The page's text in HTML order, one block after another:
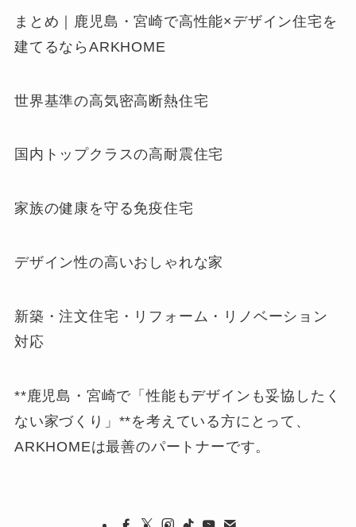
まとめ｜鹿児島・宮崎で高性能×デザイン住宅を
建てるならARKHOME
世界基準の高気密高断熱住宅
国内トップクラスの高耐震住宅
家族の健康を守る免疫住宅
デザイン性の高いおしゃれな家
新築・注文住宅・リフォーム・リノベーション
対応
**鹿児島・宮崎で「性能もデザインも妥協したく
ない家づくり」**を考えている方にとって、
ARKHOMEは最善のパートナーです。